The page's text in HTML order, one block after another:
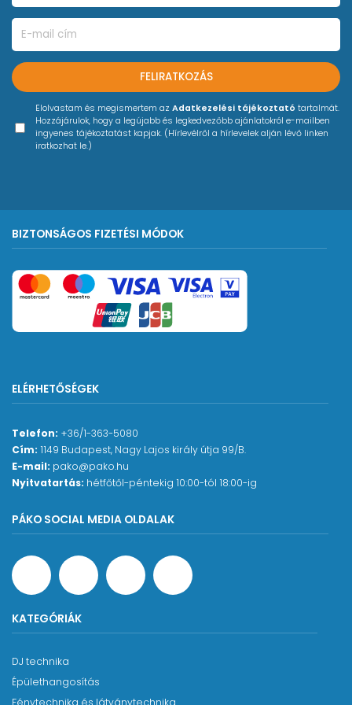
- Támogatott hangfájlok:
AAC
WAV
AIFF
FLAC
Digitális (koaxiális) × 1
- Hangteljesítmény:
Frekvenciaátvitel: 4 Hz – 40 kHz
Jel/zaj viszony: 115 dB
Teljes harmonikus torzítás: 0,0018%
érintőképernyős kijelző
- Méretek (Sz × M × Ma): 344,6 × 490,4 × 130,1 mm
- Súly: 6,0 kg
- Tápegység: AC 100–240 V, 50/60 Hz
- Tartozékok:
Audiokábelek (analóg / digitális)
Gyors üzembe helyezési útmutató
Biztonsági óvintézkedések
FELIRATKOZÁS
Elolvastam és megismertem az Adatkezelési tájékoztató tartalmát.
Hozzájárulok, hogy a legújabb és legkedvezőbb ajánlatokról e-mailben
ingyenes tájékoztatást kapjak. (Hírlevélről a hírlevelek alján lévő linken
iratkozhat le.)
BIZTONSÁGOS FIZETÉSI MÓDOK
ELÉRHETŐSÉGEK
Telefon: +36/1-363-5080
Cím: 1149 Budapest, Nagy Lajos király útja 99/B.
E-mail: pako@pako.hu
Nyitvatartás: hétfőtől-péntekig 10:00-tól 18:00-ig
PÁKO SOCIAL MEDIA OLDALAK
KATEGÓRIÁK
DJ technika
Épülethangosítás